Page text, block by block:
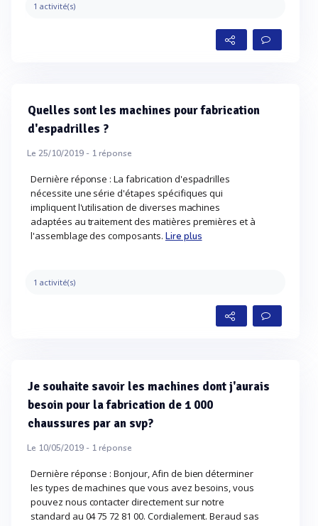
1 activité(s)
Quelles sont les machines pour fabrication
d'espadrilles ?
Le 25/10/2019 - 1réponse
Dernière réponse : La fabrication d'espadrilles
nécessite une série d'étapes spécifiques qui
impliquent l'utilisation de diverses machines
adaptées au traitement des matières premières et à
l'assemblage des composants. Lire plus
1 activité(s)
Je souhaite savoir les machines dont j'aurais
besoin pour la fabrication de 1 000
chaussures par an svp?
Le 10/05/2019 - 1réponse
Dernière réponse : Bonjour, Afin de bien déterminer
les types de machines que vous avez besoins, vous
pouvez nous contacter directement sur notre
standard au 04 75 72 81 00. Cordialement. Beraud sas